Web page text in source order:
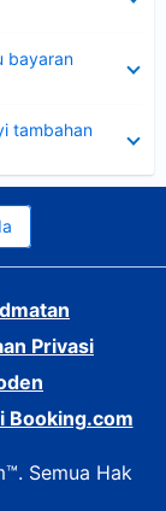
bayaran
tambahan
Privasi
Booking.com
Semua Hak